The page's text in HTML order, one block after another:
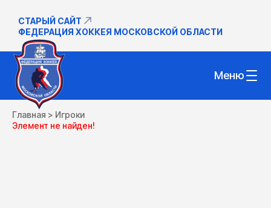
СТАРЫЙ САЙТ
ФЕДЕРАЦИЯ ХОККЕЯ МОСКОВСКОЙ ОБЛАСТИ
Меню
Главная > Игроки
Элемент не найден!